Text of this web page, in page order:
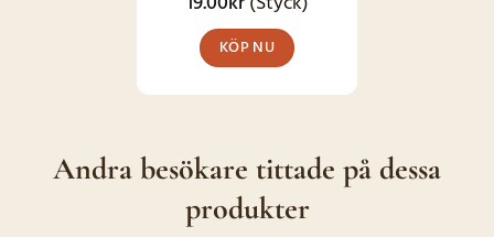
KÖP NU
Andra besökare tittade på dessa
produkter